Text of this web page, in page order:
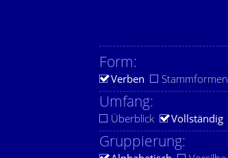
Form:
Verben Stammformen
Umfang:
Überblick Vollständig
Gruppierung: